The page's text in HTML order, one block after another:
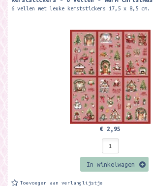
6 vellen met leuke kerststickers 17,5 x 8,5 cm.
€ 2,95
In winkelwagen
Toevoegen aan verlanglijstje